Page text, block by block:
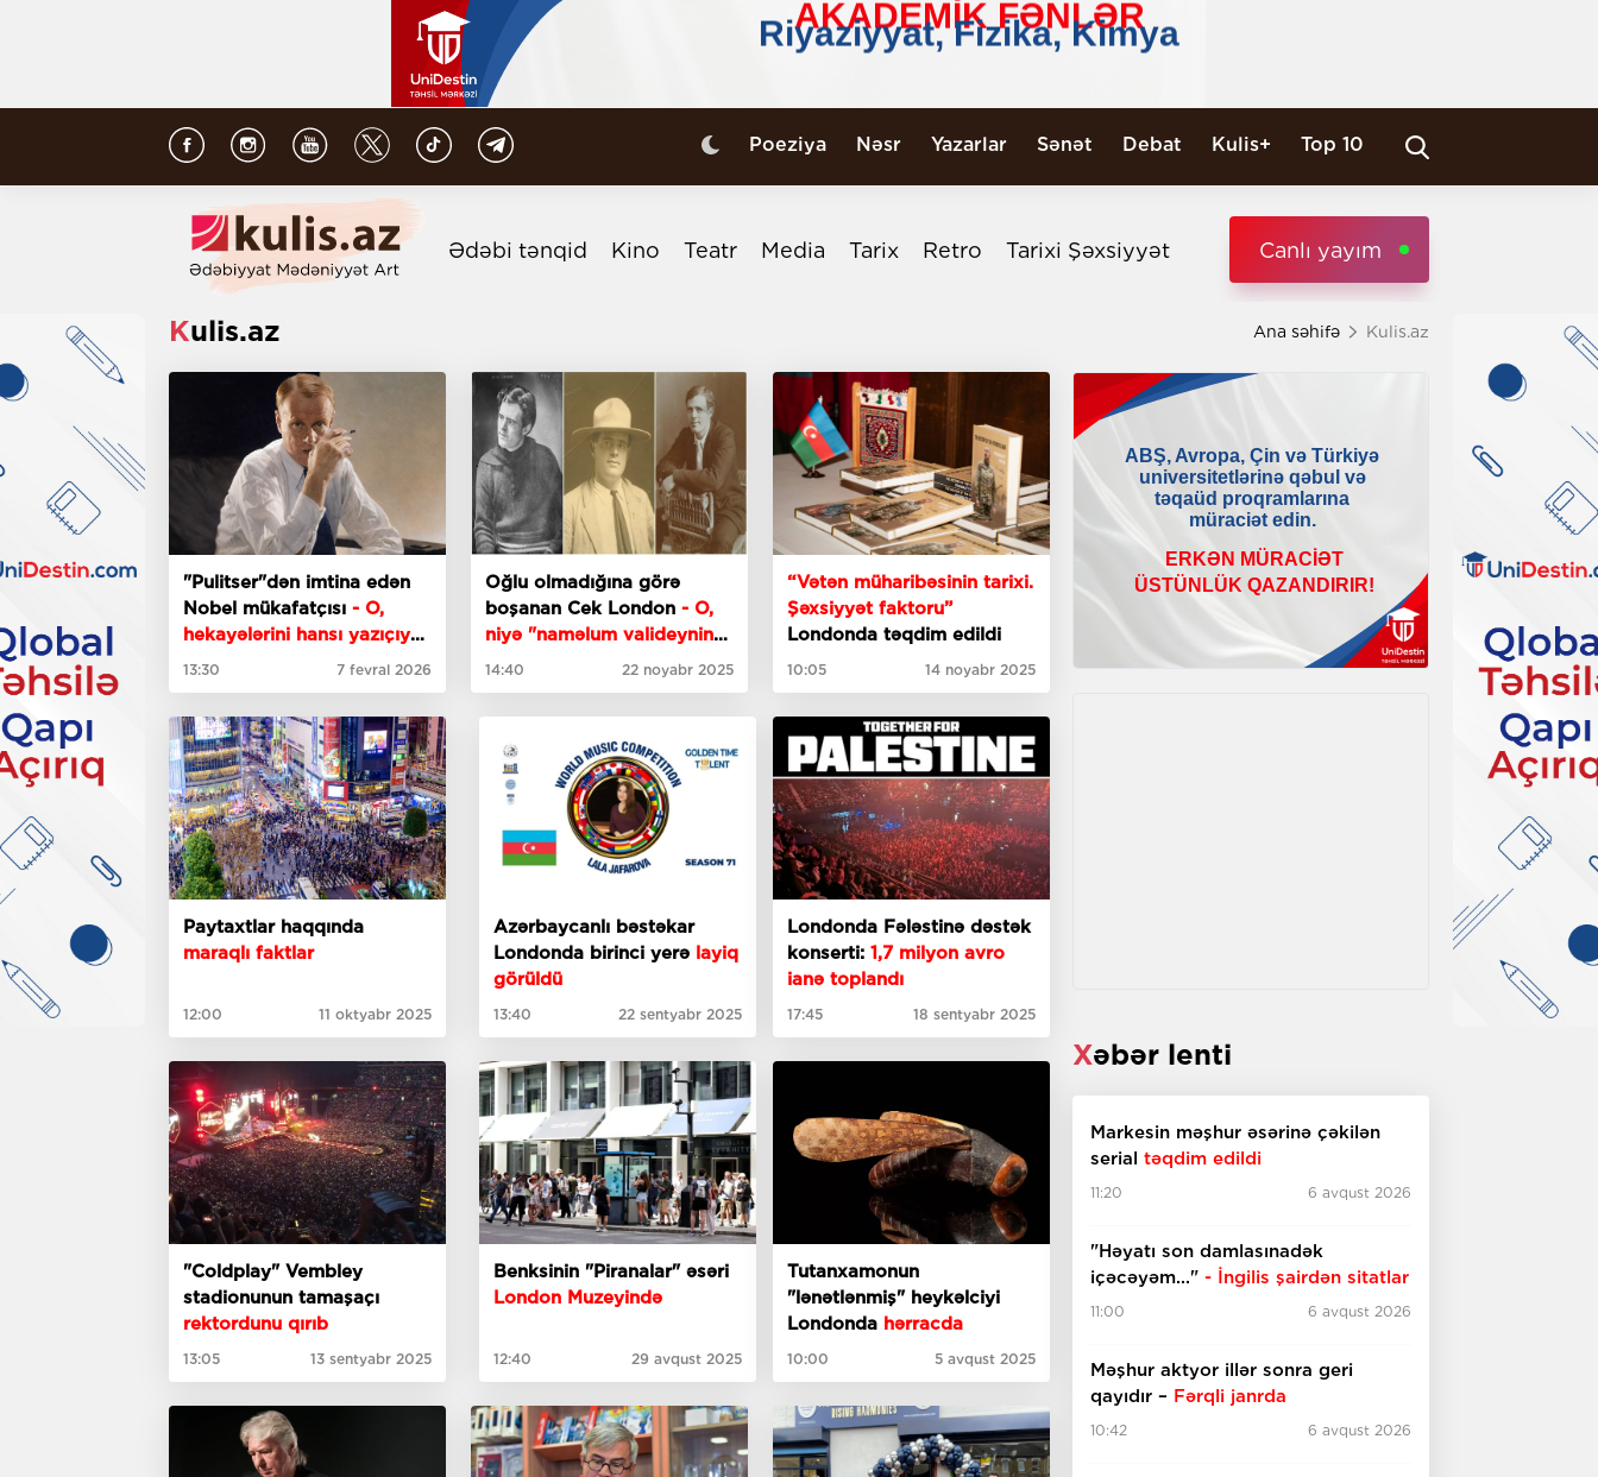
Poeziya Nəsr Yazarlar Sənət Debat Kulis+ Top 10
Ədəbi tənqid Kino Teatr Media Tarix Retro Tarixi Şəxsiyyət Canlı yayım
Kulis.az Ana səhifə Kulis.az
"Pulitser"dən imtina edən
Nobel mükafatçısı - O,
hekayələrini hansı yazıçıya
satmışdı?
13:30 7 fevral 2026
Oğlu olmadığına görə
boşanan Cek London - O,
niyə "naməlum valideynin
uşağı” hesab olunurdu?
14:40 22 noyabr 2025
“Vətən müharibəsinin tarixi.
Şəxsiyyət faktoru”
Londonda təqdim edildi
10:05 14 noyabr 2025
Paytaxtlar haqqında
maraqlı faktlar
12:00 11 oktyabr 2025
Azərbaycanlı bəstəkar
Londonda birinci yerə layiq
görüldü
13:40 22 sentyabr 2025
Londonda Fələstinə dəstək
konserti: 1,7 milyon avro
ianə toplandı
17:45 18 sentyabr 2025
"Coldplay" Vembley
stadionunun tamaşaçı
rektordunu qırıb
13:05 13 sentyabr 2025
Benksinin "Piranalar" əsəri
London Muzeyində
12:40 29 avqust 2025
Tutanxamonun
"lənətlənmiş" heykəlciyi
Londonda hərracda
10:00 5 avqust 2025
Xəbər lenti
Markesin məşhur əsərinə çəkilən
serial təqdim edildi
11:20 6 avqust 2026
"Həyatı son damlasınadək
içəcəyəm..." - İngilis şairdən sitatlar
11:00 6 avqust 2026
Məşhur aktyor illər sonra geri
qayıdır – Fərqli janrda
10:42 6 avqust 2026